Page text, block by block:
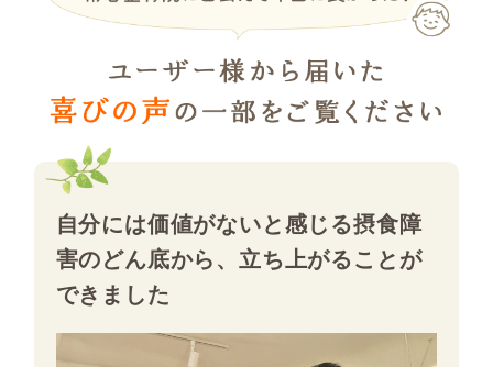
自分には価値がないと感じる摂食障
害のどん底から、立ち上がることが
できました